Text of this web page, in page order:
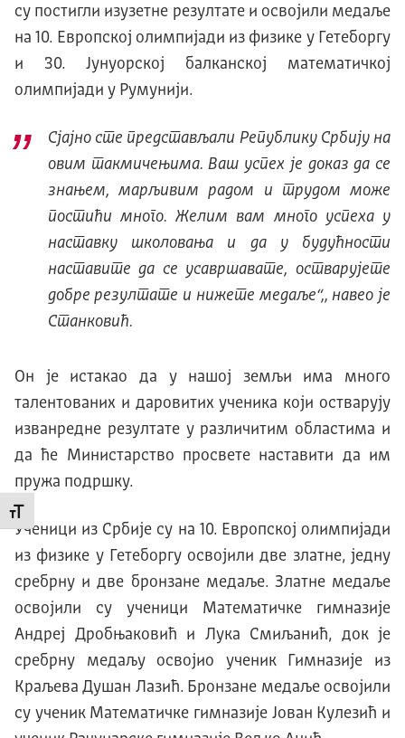
Промени величину слова
су постигли изузетне резултате и освојили медаље
на 10. Европској олимпијади из физике у Гетеборгу
и 30. Јунуорској балканској математичкој
олимпијади у Румунији.
Сјајно сте представљали Републику Србију на
овим такмичењима. Ваш успех је доказ да се
знањем, марљивим радом и трудом може
постићи много. Желим вам много успеха у
наставку школовања и да у будућности
наставите да се усавршавате, остварујете
добре резултате и нижете медаље“,, навео је
Станковић.
Он је истакао да у нашој земљи има много
талентованих и даровитих ученика који остварују
изванредне резултате у различитим областима и
да ће Министарство просвете наставити да им
пружа подршку.
Ученици из Србије су на 10. Европској олимпијади
из физике у Гетеборгу освојили две златне, једну
сребрну и две бронзане медаље. Златне медаље
освојили су ученици Математичке гимназије
Андреј Дробњаковић и Лука Смиљанић, док је
сребрну медаљу освојио ученик Гимназије из
Kраљева Душан Лазић. Бронзане медаље освојили
су ученик Математичке гимназије Јован Kулезић и